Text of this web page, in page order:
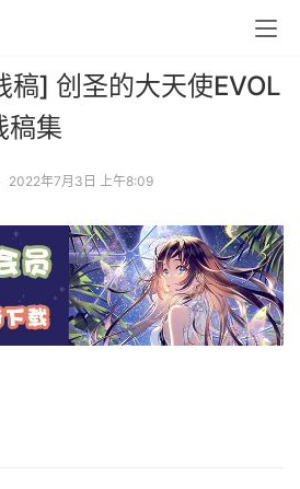
] 创圣的大天使EVOL
稿集
2022年7月3日 上午8:09